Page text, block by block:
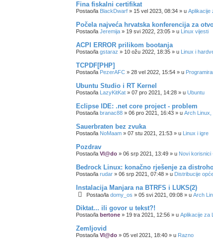
Fina fiskalni certifikat
Postao/la BlackDwarf » 15 vel 2023, 08:34 » u Aplikacije
Počela najveća hrvatska konferencija za
Postao/la Jeremija » 19 svi 2022, 23:05 » u Linux vijesti
ACPI ERROR prilikom bootanja
Postao/la gstaraz » 10 ožu 2022, 18:35 » u Linux i
TCPDF[PHP]
Postao/la PezerAFC » 28 vel 2022, 15:54 » u
Ubuntu Studio i RT Kernel
Postao/la LazyKitKat » 07 pro 2021, 14:28 » u Ubuntu
Eclipse IDE: .net core project - problem
Postao/la branac88 » 06 pro 2021, 16:43 » u Arch Linux,
Sauerbraten bez zvuka
Postao/la NoMaam » 07 stu 2021, 21:53 » u Linux i igre
Pozdrav
Postao/la Vl@do » 06 srp 2021, 13:49 » u Novi korisnici
Bedrock Linux: konačno rješenje za
Postao/la rudar » 06 srp 2021, 07:48 » u Distribucije
Instalacija Manjara na BTRFS i LUKS(2)
Postao/la domy_os » 05 svi 2021, 09:08 » u Arch
Diktat... ili govor u tekst?!
Postao/la bertone » 19 tra 2021, 12:56 » u Aplikacije za
Zemljovid
Postao/la Vl@do » 05 vel 2021, 18:40 » u Razno